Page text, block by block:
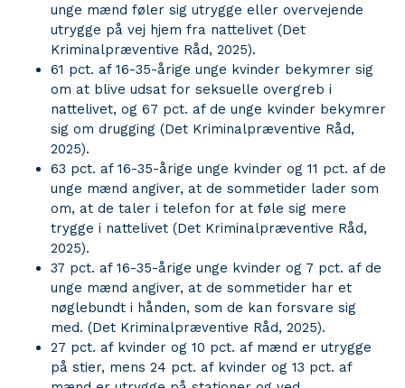
unge mænd føler sig utrygge eller overvejende
utrygge på vej hjem fra nattelivet (Det
Kriminalpræventive Råd, 2025).
61 pct. af 16-35-årige unge kvinder bekymrer sig
om at blive udsat for seksuelle overgreb i
nattelivet, og 67 pct. af de unge kvinder bekymrer
sig om drugging (Det Kriminalpræventive Råd,
2025).
63 pct. af 16-35-årige unge kvinder og 11 pct. af de
unge mænd angiver, at de sommetider lader som
om, at de taler i telefon for at føle sig mere
trygge i nattelivet (Det Kriminalpræventive Råd,
2025).
37 pct. af 16-35-årige unge kvinder og 7 pct. af de
unge mænd angiver, at de sommetider har et
nøglebundt i hånden, som de kan forsvare sig
med. (Det Kriminalpræventive Råd, 2025).
27 pct. af kvinder og 10 pct. af mænd er utrygge
på stier, mens 24 pct. af kvinder og 13 pct. af